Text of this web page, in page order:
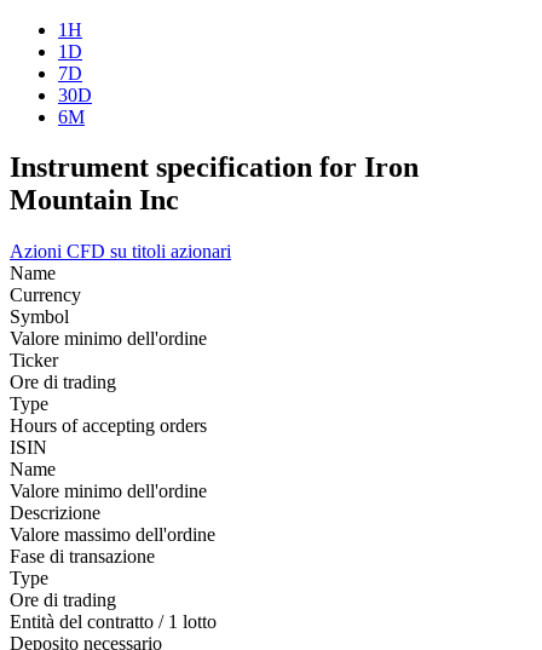
1H
1D
7D
30D
6M
Instrument specification for Iron
Mountain Inc
Azioni CFD su titoli azionari
Name
Currency
Symbol
Valore minimo dell'ordine
Ticker
Ore di trading
Type
Hours of accepting orders
ISIN
Name
Valore minimo dell'ordine
Descrizione
Valore massimo dell'ordine
Fase di transazione
Type
Ore di trading
Entità del contratto / 1 lotto
Deposito necessario